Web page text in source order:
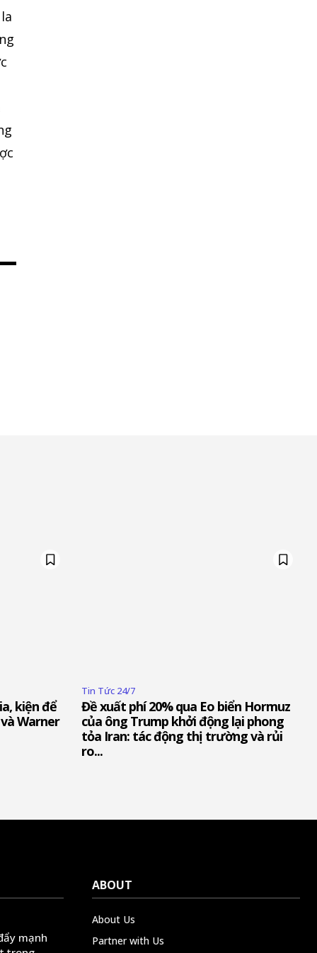
kiện để
Warner
Tin Tức 24/7
Đề xuất phí 20% qua Eo biển Hormuz
của ông Trump khởi động lại phong
tỏa Iran: tác động thị trường và rủi
ro...
mạnh
ABOUT
About Us
Partner with Us